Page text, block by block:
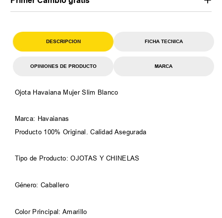
DESCRIPCION FICHA TECNICA
OPINIONES DE PRODUCTO MARCA
Ojota Havaiana Mujer Slim Blanco
Marca: Havaianas
Producto 100% Original. Calidad Asegurada
Tipo de Producto: OJOTAS Y CHINELAS
Género: Caballero
Color Principal: Amarillo